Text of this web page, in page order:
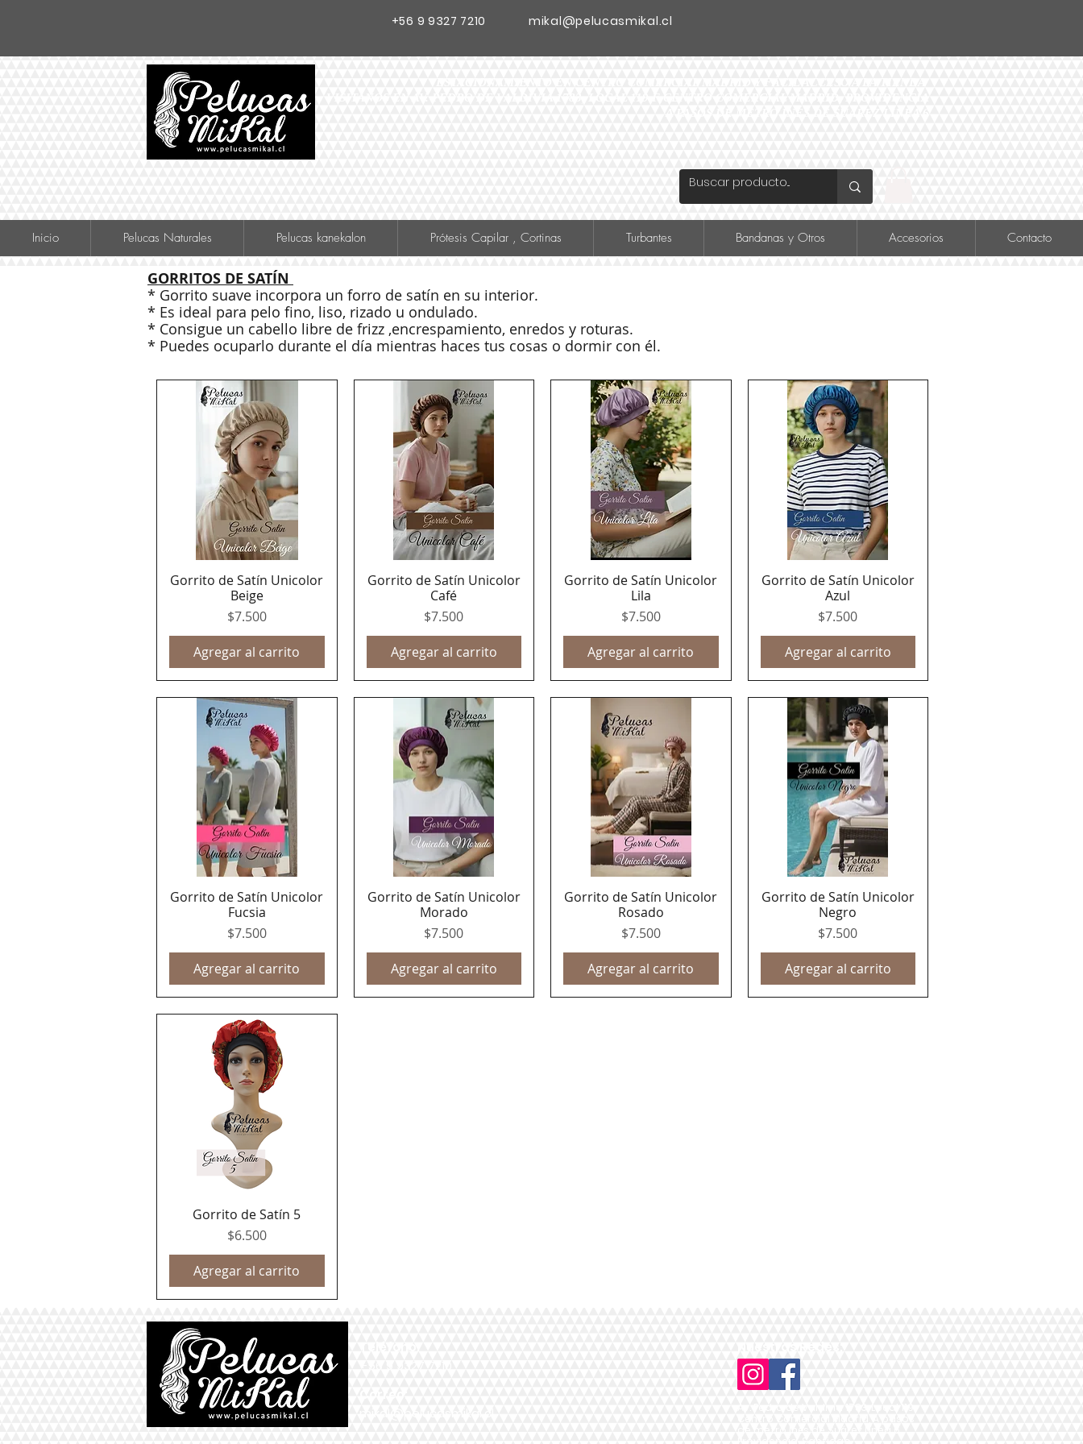
+56 9 9327 7210 mikal@pelucasmikal.cl
Inicio Pelucas Naturales Pelucas kanekalon Prótesis Capilar , Cortinas Turbantes Bandanas y Otros Accesorios Contacto
GORRITOS DE SATÍN
* Gorrito suave incorpora un forro de satín en su interior.
* Es ideal para pelo fino, liso, rizado u ondulado.
* Consigue un cabello libre de frizz ,encrespamiento, enredos y roturas.
* Puedes ocuparlo durante el día mientras haces tus cosas o dormir con él.
Vista rápida
Gorrito de Satín Unicolor
Beige
Precio
$7.500
Agregar al carrito
Vista rápida
Gorrito de Satín Unicolor
Café
Precio
$7.500
Agregar al carrito
Vista rápida
Gorrito de Satín Unicolor
Lila
Precio
$7.500
Agregar al carrito
Vista rápida
Gorrito de Satín Unicolor
Azul
Precio
$7.500
Agregar al carrito
Vista rápida
Gorrito de Satín Unicolor
Fucsia
Precio
$7.500
Agregar al carrito
Vista rápida
Gorrito de Satín Unicolor
Morado
Precio
$7.500
Agregar al carrito
Vista rápida
Gorrito de Satín Unicolor
Rosado
Precio
$7.500
Agregar al carrito
Vista rápida
Gorrito de Satín Unicolor
Negro
Precio
$7.500
Agregar al carrito
Vista rápida
Gorrito de Satín 5
Precio
$6.500
Agregar al carrito